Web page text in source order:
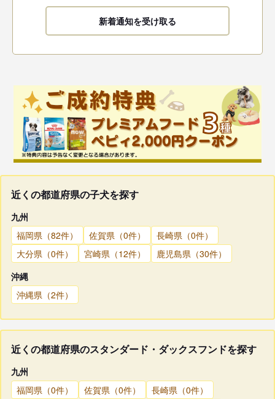
新着通知を受け取る
近くの都道府県の子犬を探す
九州
福岡県（82件）
佐賀県（0件）
長崎県（0件）
大分県（0件）
宮崎県（12件）
鹿児島県（30件）
沖縄
沖縄県（2件）
近くの都道府県のスタンダード・ダックスフンドを探す
九州
福岡県（0件）
佐賀県（0件）
長崎県（0件）